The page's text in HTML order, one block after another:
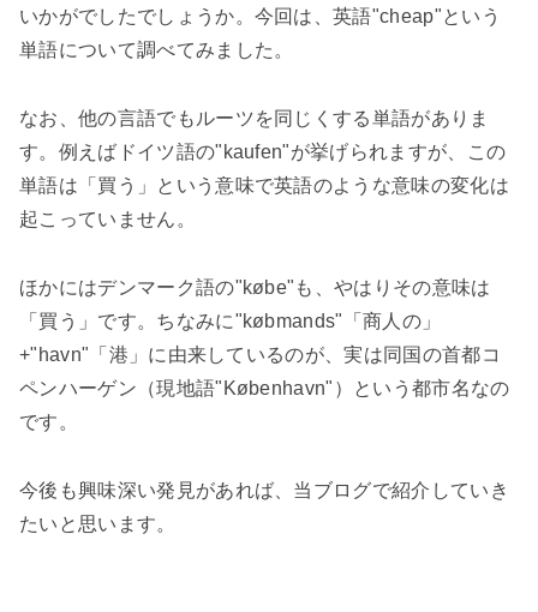
いかがでしたでしょうか。今回は、英語"cheap"という
単語について調べてみました。
なお、他の言語でもルーツを同じくする単語がありま
す。例えばドイツ語の" kaufen"が挙げられますが、この
単語は「買う」という意味で英語のような意味の変化は
起こっていません。
ほかにはデンマーク語の"købe" も、やはりその意味は
「買う」です。ちなみに"købmands"
「商人の」
+"havn" 「港」に由来しているのが、実は同国の首都コ
ペンハーゲン（現地語" København" ）という都市名なの
です。
今後も興味深い発見があれば、当ブログで紹介していき
たいと思います。